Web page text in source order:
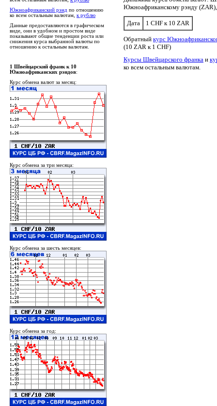
Южноафриканский рэнд по отношению
ко всем остальным валютам, к рублю
Данные предоставляются в графическом
виде, они в удобном и простом виде
показывают общие тенденции роста или
снижения курса выбранной валюты по
отношению к остальным валютам.
Южноафриканскому рэнду
Дата 1 CHF к 10 ZAR
Обратный курс
(10 ZAR к 1 CHF)
Курсы Швейцарского франка и
ко всем остальным валютам.
1 Швейцарский франк к 10
Южноафриканских рэндов:
Курс обмена валют за месяц:
Курс обмена за три месяца:
Курс обмена за шесть месяцев:
Курс обмена за год: